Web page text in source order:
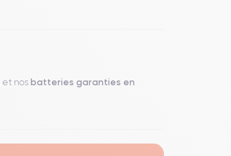
et nos batteries garanties en